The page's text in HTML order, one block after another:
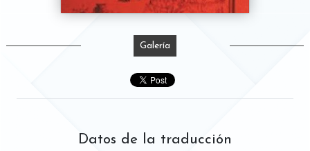
Galería
Datos de la traducción